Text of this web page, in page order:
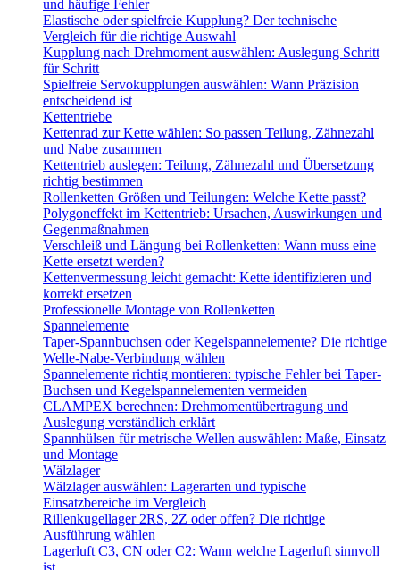
und häufige Fehler
Elastische oder spielfreie Kupplung? Der technische
Vergleich für die richtige Auswahl
Kupplung nach Drehmoment auswählen: Auslegung Schritt
für Schritt
Spielfreie Servokupplungen auswählen: Wann Präzision
entscheidend ist
Kettentriebe
Kettenrad zur Kette wählen: So passen Teilung, Zähnezahl
und Nabe zusammen
Kettentrieb auslegen: Teilung, Zähnezahl und Übersetzung
richtig bestimmen
Rollenketten Größen und Teilungen: Welche Kette passt?
Polygoneffekt im Kettentrieb: Ursachen, Auswirkungen und
Gegenmaßnahmen
Verschleiß und Längung bei Rollenketten: Wann muss eine
Kette ersetzt werden?
Kettenvermessung leicht gemacht: Kette identifizieren und
korrekt ersetzen
Professionelle Montage von Rollenketten
Spannelemente
Taper-Spannbuchsen oder Kegelspannelemente? Die richtige
Welle-Nabe-Verbindung wählen
Spannelemente richtig montieren: typische Fehler bei Taper-
Buchsen und Kegelspannelementen vermeiden
CLAMPEX berechnen: Drehmomentübertragung und
Auslegung verständlich erklärt
Spannhülsen für metrische Wellen auswählen: Maße, Einsatz
und Montage
Wälzlager
Wälzlager auswählen: Lagerarten und typische
Einsatzbereiche im Vergleich
Rillenkugellager 2RS, 2Z oder offen? Die richtige
Ausführung wählen
Lagerluft C3, CN oder C2: Wann welche Lagerluft sinnvoll
ist